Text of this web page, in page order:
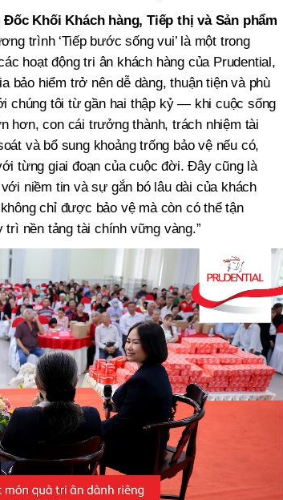
Khối Khách hàng, Tiếp thị và Sản phẩm
trình ‘Tiếp bước sống vui’ là một trong
hoạt động tri ân khách hàng của Prudential,
bảo hiểm trở nên dễ dàng, thuận tiện và phù
chúng tôi từ gần hai thập kỷ — khi cuộc sống
hơn, con cái trưởng thành, trách nhiệm tài
và bổ sung khoảng trống bảo vệ nếu có,
từng giai đoạn của cuộc đời. Đây cũng là
niềm tin và sự gắn bó lâu dài của khách
chỉ được bảo vệ mà còn có thể tận
nền tảng tài chính vững vàng.”